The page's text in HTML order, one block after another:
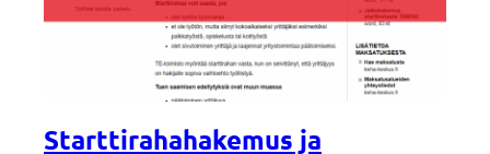
Starttirahahakemus ja